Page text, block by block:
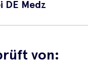
Medz
von: